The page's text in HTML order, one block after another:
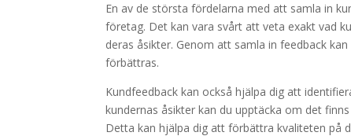
En av de största fördelarna med att samla in
företag. Det kan vara svårt att veta exakt vad
deras åsikter. Genom att samla in feedback
förbättras.
Kundfeedback kan också hjälpa dig att
kundernas åsikter kan du upptäcka om det
Detta kan hjälpa dig att förbättra kvaliteten på